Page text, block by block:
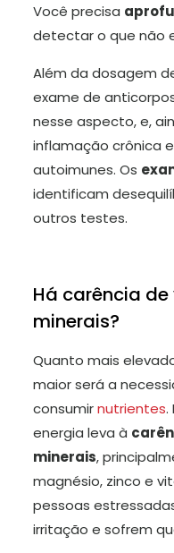
Você precisa
detectar o que não
Além da dosagem
exame de
nesse aspecto, e,
inflamação crônica
autoimunes. Os
identificam
outros testes.
Há carência
minerais?
Quanto mais
maior será a
consumirnutrientes.
energia leva à
minerais,
magnésio, zinco e
pessoas
irritação e sofrem